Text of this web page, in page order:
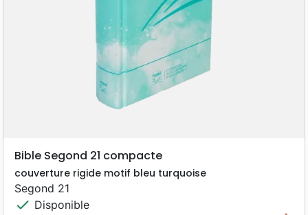
Bible Segond 21 compacte
couverture rigide motif bleu turquoise
Segond 21
check Disponible